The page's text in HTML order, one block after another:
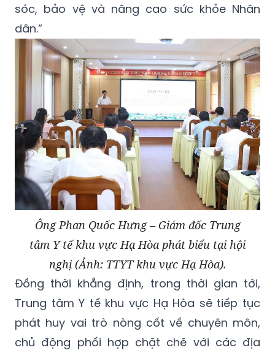
sóc, bảo vệ và nâng cao sức khỏe Nhân
dân.”
Ông Phan Quốc Hưng – Giám đốc Trung
tâm Y tế khu vực Hạ Hòa phát biểu tại hội
nghị (Ảnh: TTYT khu vực Hạ Hòa).
Đồng thời khẳng định, trong thời gian tới,
Trung tâm Y tế khu vực Hạ Hòa sẽ tiếp tục
phát huy vai trò nòng cốt về chuyên môn,
chủ động phối hợp chặt chẽ với các địa